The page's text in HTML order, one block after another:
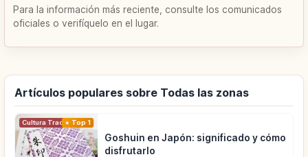
Para la información más reciente, consulte los comunicados
oficiales o verifíquelo en el lugar.
Artículos populares sobre Todas las zonas
Cultura Tradicional
Top 1
Goshuin en Japón: significado y cómo
disfrutarlo